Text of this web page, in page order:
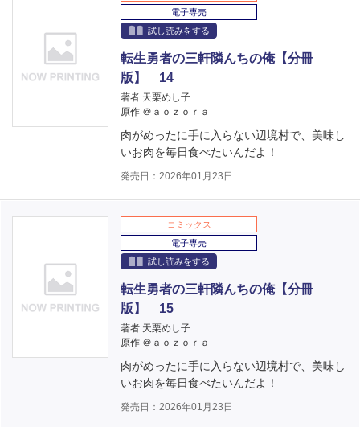
電子専売
試し読みをする
転生勇者の三軒隣んちの俺【分冊
版】 14
著者 天栗めし子
原作 ＠ａｏｚｏｒａ
肉がめったに手に入らない辺境村で、美味し
いお肉を毎日食べたいんだよ！
発売日：2026年01月23日
コミックス
電子専売
試し読みをする
転生勇者の三軒隣んちの俺【分冊
版】 15
著者 天栗めし子
原作 ＠ａｏｚｏｒａ
肉がめったに手に入らない辺境村で、美味し
いお肉を毎日食べたいんだよ！
発売日：2026年01月23日